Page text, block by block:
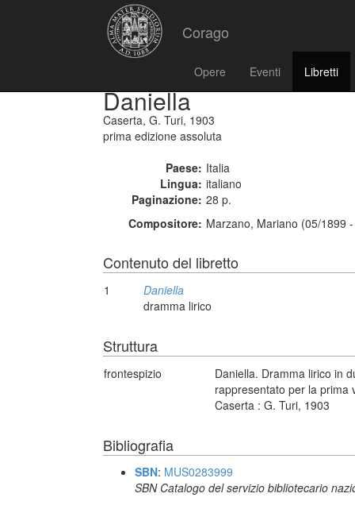
Corago
Opere Eventi Libretti
Daniella
Caserta, G. Turi, 1903
prima edizione assoluta
Paese: Italia
Lingua: italiano
Paginazione: 28 p.
Compositore: Marzano, Mariano (05/1899
Contenuto del libretto
1
Daniella
dramma lirico
Struttura
frontespizio
Daniella. Dramma lirico in
rappresentato per la prima
Caserta : G. Turi, 1903
Bibliografia
SBN: MUS0283999
SBN Catalogo del servizio bibliotecario